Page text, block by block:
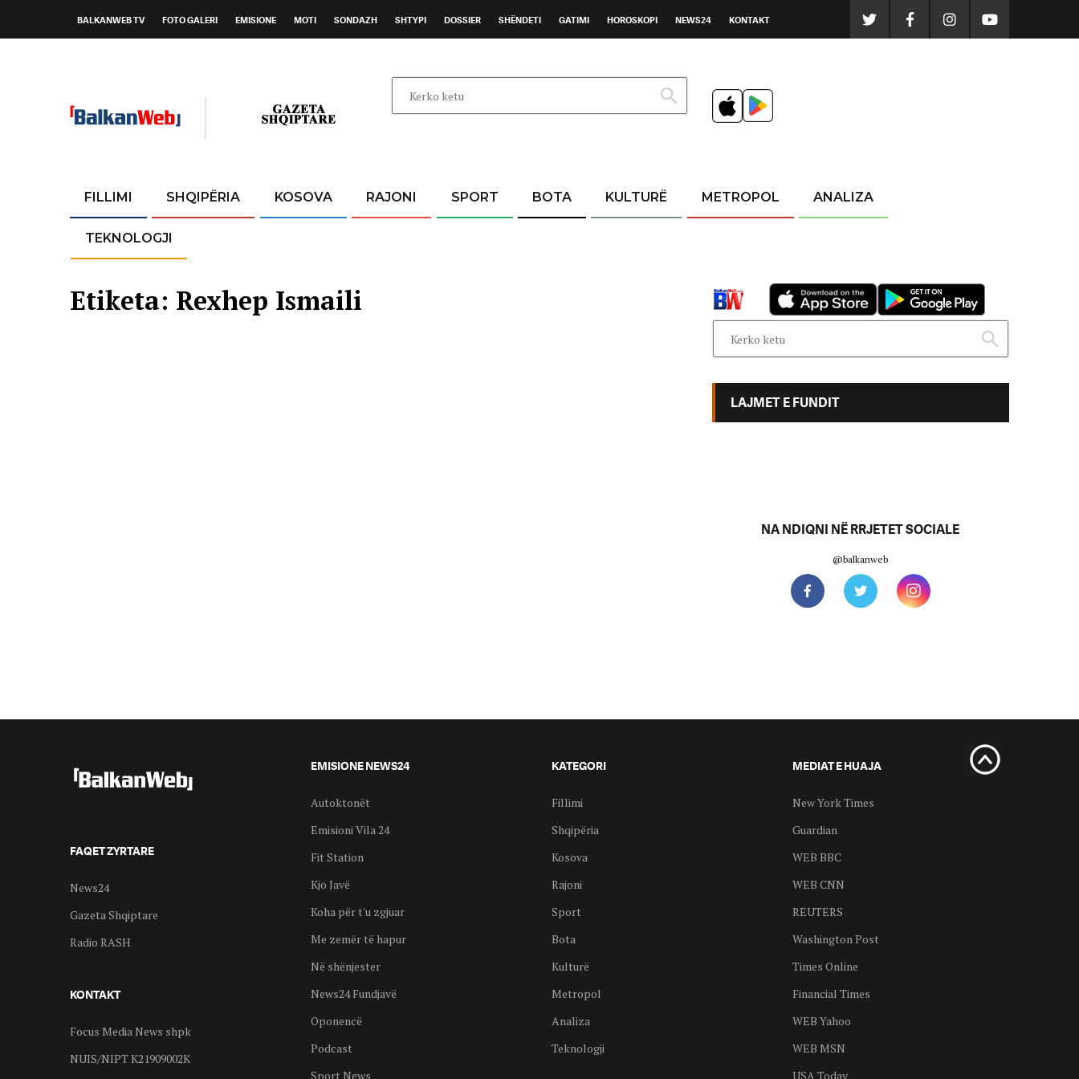
BALKANWEB TV FOTO GALERI EMISIONE MOTI SONDAZH SHTYPI DOSSIER SHËNDETI GATIMI HOROSKOPI NEWS24 KONTAKT
FILLIMI SHQIPËRIA KOSOVA RAJONI SPORT BOTA KULTURË METROPOL ANALIZA
TEKNOLOGJI
Etiketa: Rexhep Ismaili
LAJMET E FUNDIT
NA NDIQNI NË RRJETET SOCIALE
@balkanweb
FAQET ZYRTARE
News24
Gazeta Shqiptare
Radio RASH
KONTAKT
Focus Media News shpk
NUIS/NIPT K21909002K
EMISIONE NEWS24
Autoktonët
Emisioni Vila 24
Fit Station
Kjo Javë
Koha për t'u zgjuar
Me zemër të hapur
Në shënjester
News24 Fundjavë
Oponencë
Podcast
Sport News
KATEGORI
Fillimi
Shqipëria
Kosova
Rajoni
Sport
Bota
Kulturë
Metropol
Analiza
Teknologji
MEDIAT E HUAJA
New York Times
Guardian
WEB BBC
WEB CNN
REUTERS
Washington Post
Times Online
Financial Times
WEB Yahoo
WEB MSN
USA Today